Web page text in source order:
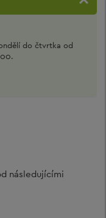
do čtvrtka od
následujícími